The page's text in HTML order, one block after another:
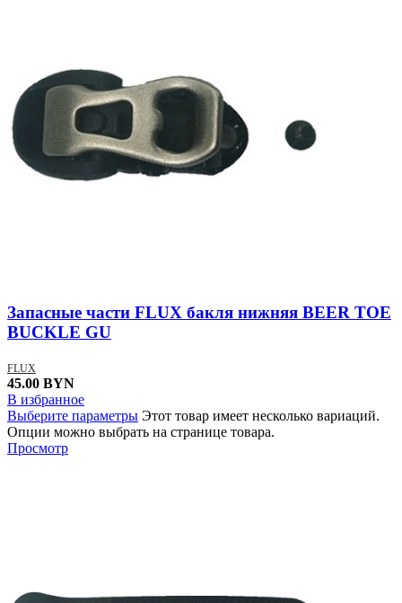
Запасные части FLUX бакля нижняя BEER TOE
BUCKLE GU
FLUX
45.00 BYN
В избранное
Выберите параметры Этот товар имеет несколько вариаций.
Опции можно выбрать на странице товара.
Просмотр